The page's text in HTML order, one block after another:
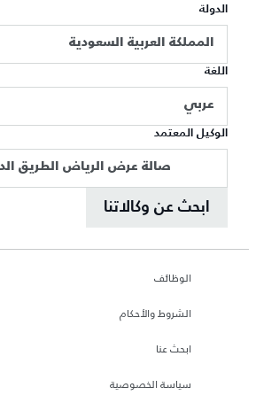
الدولة
المملكة العربية السعودية
اللغة
عربي
الوكيل المعتمد
صالة عرض الرياض الطريق
ابحث عن وكالاتنا
الوظائف
الشروط والأحكام
ابحث عنا
سياسة الخصوصية